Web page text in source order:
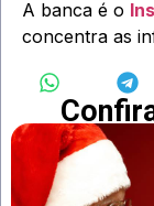
A banca é o
concentra as